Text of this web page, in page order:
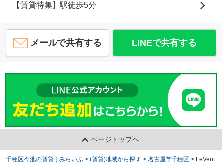
【賃貸特集】駅徒歩5分
メールで共有する LINEで共有する
ページトップへ
千種区今池の賃貸｜みらいふ > (賃貸)地域から探す > 名古屋市千種区 > LeVent